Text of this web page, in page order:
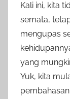
Kali ini, kita
semata,
mengupas
yang
Yuk, kita